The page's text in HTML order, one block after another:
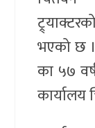
भएको छ
का ५७